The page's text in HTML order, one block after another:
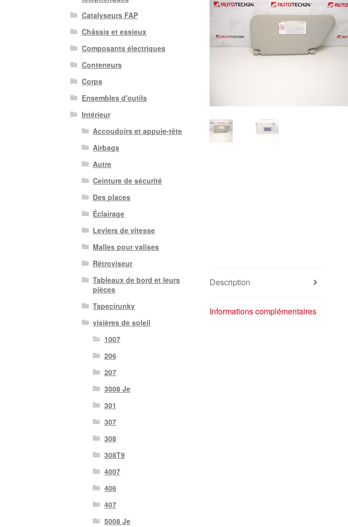
Description
Informations complémentaires
Catalyseurs FAP
Châssis et essieux
Composants électriques
Conteneurs
Corps
Ensembles d'outils
Intérieur
Accoudoirs et appuie-tête
Airbags
Autre
Ceinture de sécurité
Des places
Éclairage
Leviers de vitesse
Malles pour valises
Rétroviseur
Tableaux de bord et leurs
pièces
Tapecírunky
visières de soleil
1007
206
207
3008 Je
301
307
308
308T9
4007
406
407
5008 Je